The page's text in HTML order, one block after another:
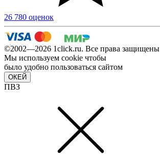
26 780 оценок
©2002—2026 1сlick.ru. Все права защищены
Мы используем cookie чтобы
было удобно пользоваться сайтом
ОКЕЙ
ПВЗ